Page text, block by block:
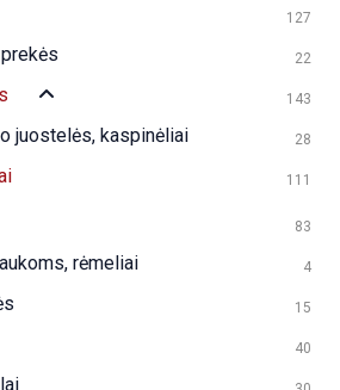
127
22
143
juostelės, kaspinėliai 28
111
83
rėmeliai 4
15
40